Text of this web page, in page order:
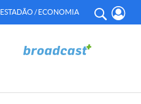
ESTADÃO / ECONOMIA